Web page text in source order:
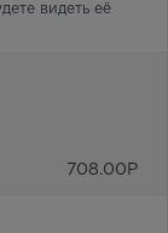
видеть её
708.00 Р